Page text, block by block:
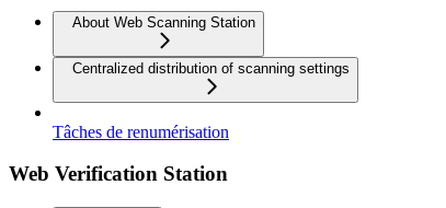
About Web Scanning Station
Centralized distribution of scanning settings
Tâches de renumérisation
Web Verification Station